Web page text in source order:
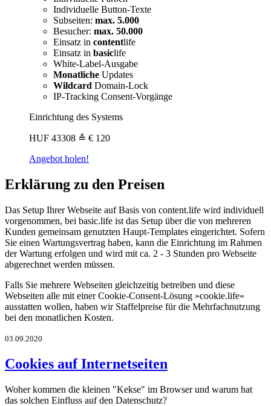
Individuelle Button-Texte
Subseiten: max. 5.000
Besucher: max. 50.000
Einsatz in contentlife
Einsatz in basiclife
White-Label-Ausgabe
Monatliche Updates
Wildcard Domain-Lock
IP-Tracking Consent-Vorgänge
Einrichtung des Systems
HUF 43308 ≙ € 120
Angebot holen!
Erklärung zu den Preisen
Das Setup Ihrer Webseite auf Basis von content.life wird individuell
vorgenommen, bei basic.life ist das Setup über die von mehreren
Kunden gemeinsam genutzten Haupt-Templates eingerichtet. Sofern
Sie einen Wartungsvertrag haben, kann die Einrichtung im Rahmen
der Wartung erfolgen und wird mit ca. 2 - 3 Stunden pro Webseite
abgerechnet werden müssen.
Falls Sie mehrere Webseiten gleichzeitig betreiben und diese
Webseiten alle mit einer Cookie-Consent-Lösung »cookie.life«
ausstatten wollen, haben wir Staffelpreise für die Mehrfachnutzung
bei den monatlichen Kosten.
03.09.2020
Cookies auf Internetseiten
Woher kommen die kleinen "Kekse" im Browser und warum hat
das solchen Einfluss auf den Datenschutz?